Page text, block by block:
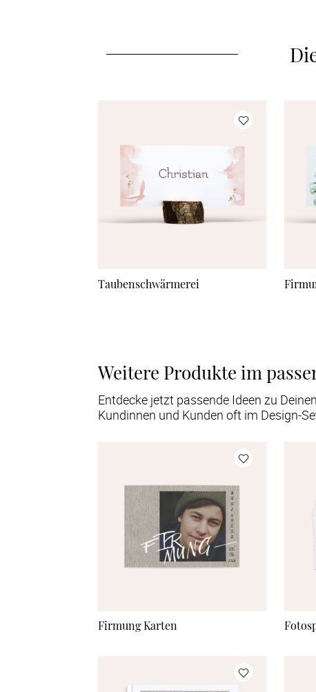
Taubenschwärmerei
Weitere Produkte im
Entdecke jetzt passende Ideen zu
Kundinnen und Kunden oft im Design-
Firmung Karten